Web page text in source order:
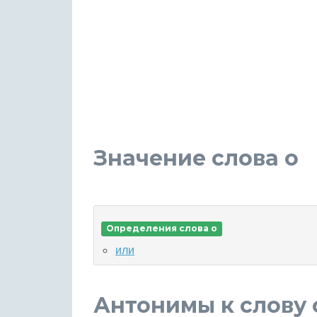
Значение слова o
Определения слова o
или
Антонимы к слову